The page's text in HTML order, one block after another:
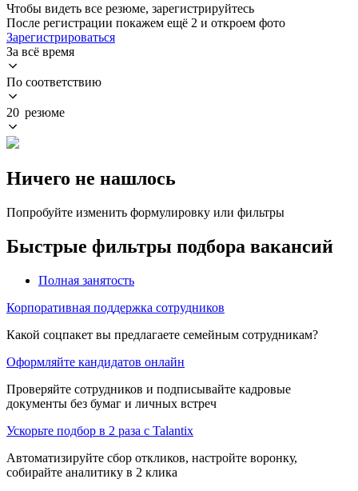
Чтобы видеть все резюме, зарегистрируйтесь
После регистрации покажем ещё 2 и откроем фото
Зарегистрироваться
За всё время
По соответствию
20 резюме
Ничего не нашлось
Попробуйте изменить формулировку или фильтры
Быстрые фильтры подбора вакансий
Полная занятость
Корпоративная поддержка сотрудников
Какой соцпакет вы предлагаете семейным сотрудникам?
Оформляйте кандидатов онлайн
Проверяйте сотрудников и подписывайте кадровые
документы без бумаг и личных встреч
Ускорьте подбор в 2 раза с Talantix
Автоматизируйте сбор откликов, настройте воронку,
собирайте аналитику в 2 клика